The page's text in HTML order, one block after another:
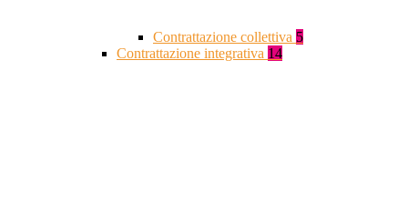
Contrattazione collettiva 5
Contrattazione integrativa 14